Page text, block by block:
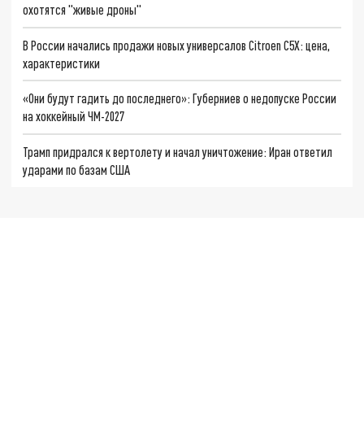
охотятся "живые дроны"
В России начались продажи новых универсалов Citroen C5X: цена,
характеристики
«Они будут гадить до последнего»: Губерниев о недопуске России
на хоккейный ЧМ-2027
Трамп придрался к вертолету и начал уничтожение: Иран ответил
ударами по базам США